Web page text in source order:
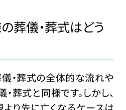
葬儀・葬式はどう
・葬式の全体的な流れや
葬式と同様です。しかし、